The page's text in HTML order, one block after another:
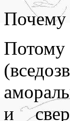
Почему
Потому
и